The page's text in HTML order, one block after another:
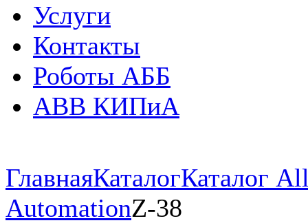
Услуги
Контакты
Роботы АББ
ABB КИПиА
ГлавнаяКаталогКаталог
AutomationZ-38